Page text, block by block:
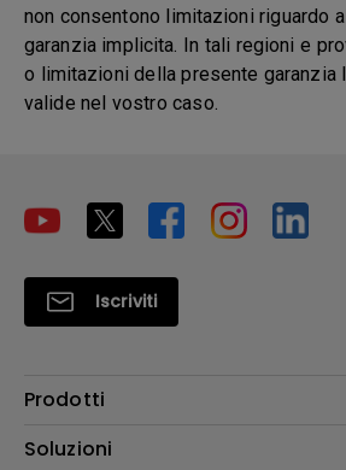
non consentono limitazioni riguardo
garanzia implicita. In tali regioni e
o limitazioni della presente garanzia
valide nel vostro caso.
Iscriviti
Prodotti
Videoproiettori
Soluzioni